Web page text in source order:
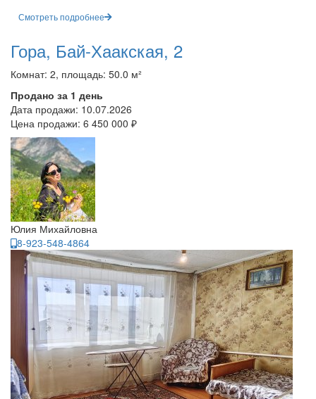
Смотреть подробнее
Гора, Бай-Хаакская, 2
Комнат: 2, площадь: 50.0 м²
Продано за 1 день
Дата продажи: 10.07.2026
Цена продажи: 6 450 000 ₽
Юлия Михайловна
8-923-548-4864